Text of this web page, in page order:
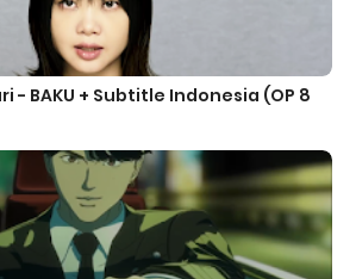
- BAKU + Subtitle Indonesia (OP 8